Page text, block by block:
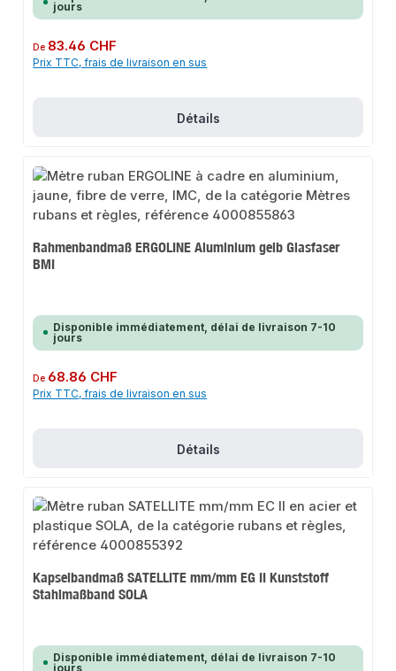
jours
Prix régulier :
De 83.46 CHF
Prix TTC, frais de livraison en sus
Détails
Rahmenbandmaß ERGOLINE Aluminium gelb Glasfaser
BMI
Disponible immédiatement, délai de livraison 7-10
jours
Prix régulier :
De 68.86 CHF
Prix TTC, frais de livraison en sus
Détails
Kapselbandmaß SATELLITE mm/mm EG II Kunststoff
Stahlmaßband SOLA
Disponible immédiatement, délai de livraison 7-10
jours